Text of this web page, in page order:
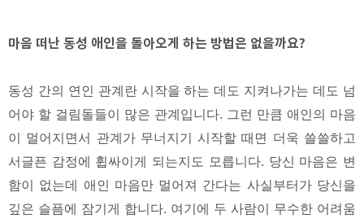
마음 떠난 동성 애인을 돌아오게 하는 방법은 없을까요?
동성 간의 연인 관계란 시작을 하는 데도 지켜나가는 데도 넘
어야 할 걸림돌들이 많은 관계입니다. 그런 만큼 애인의 마음
이 멀어지면서 관계가 무너지기 시작할 때면 더욱 쓸쓸하고
서글픈 감정에 휩싸이게 되는지도 모릅니다. 당신 마음은 변
함이 없는데 애인 마음만 멀어져 간다는 사실부터가 당신을
깊은 슬픔에 잠기게 합니다. 여기에 두 사람이 무수한 어려움